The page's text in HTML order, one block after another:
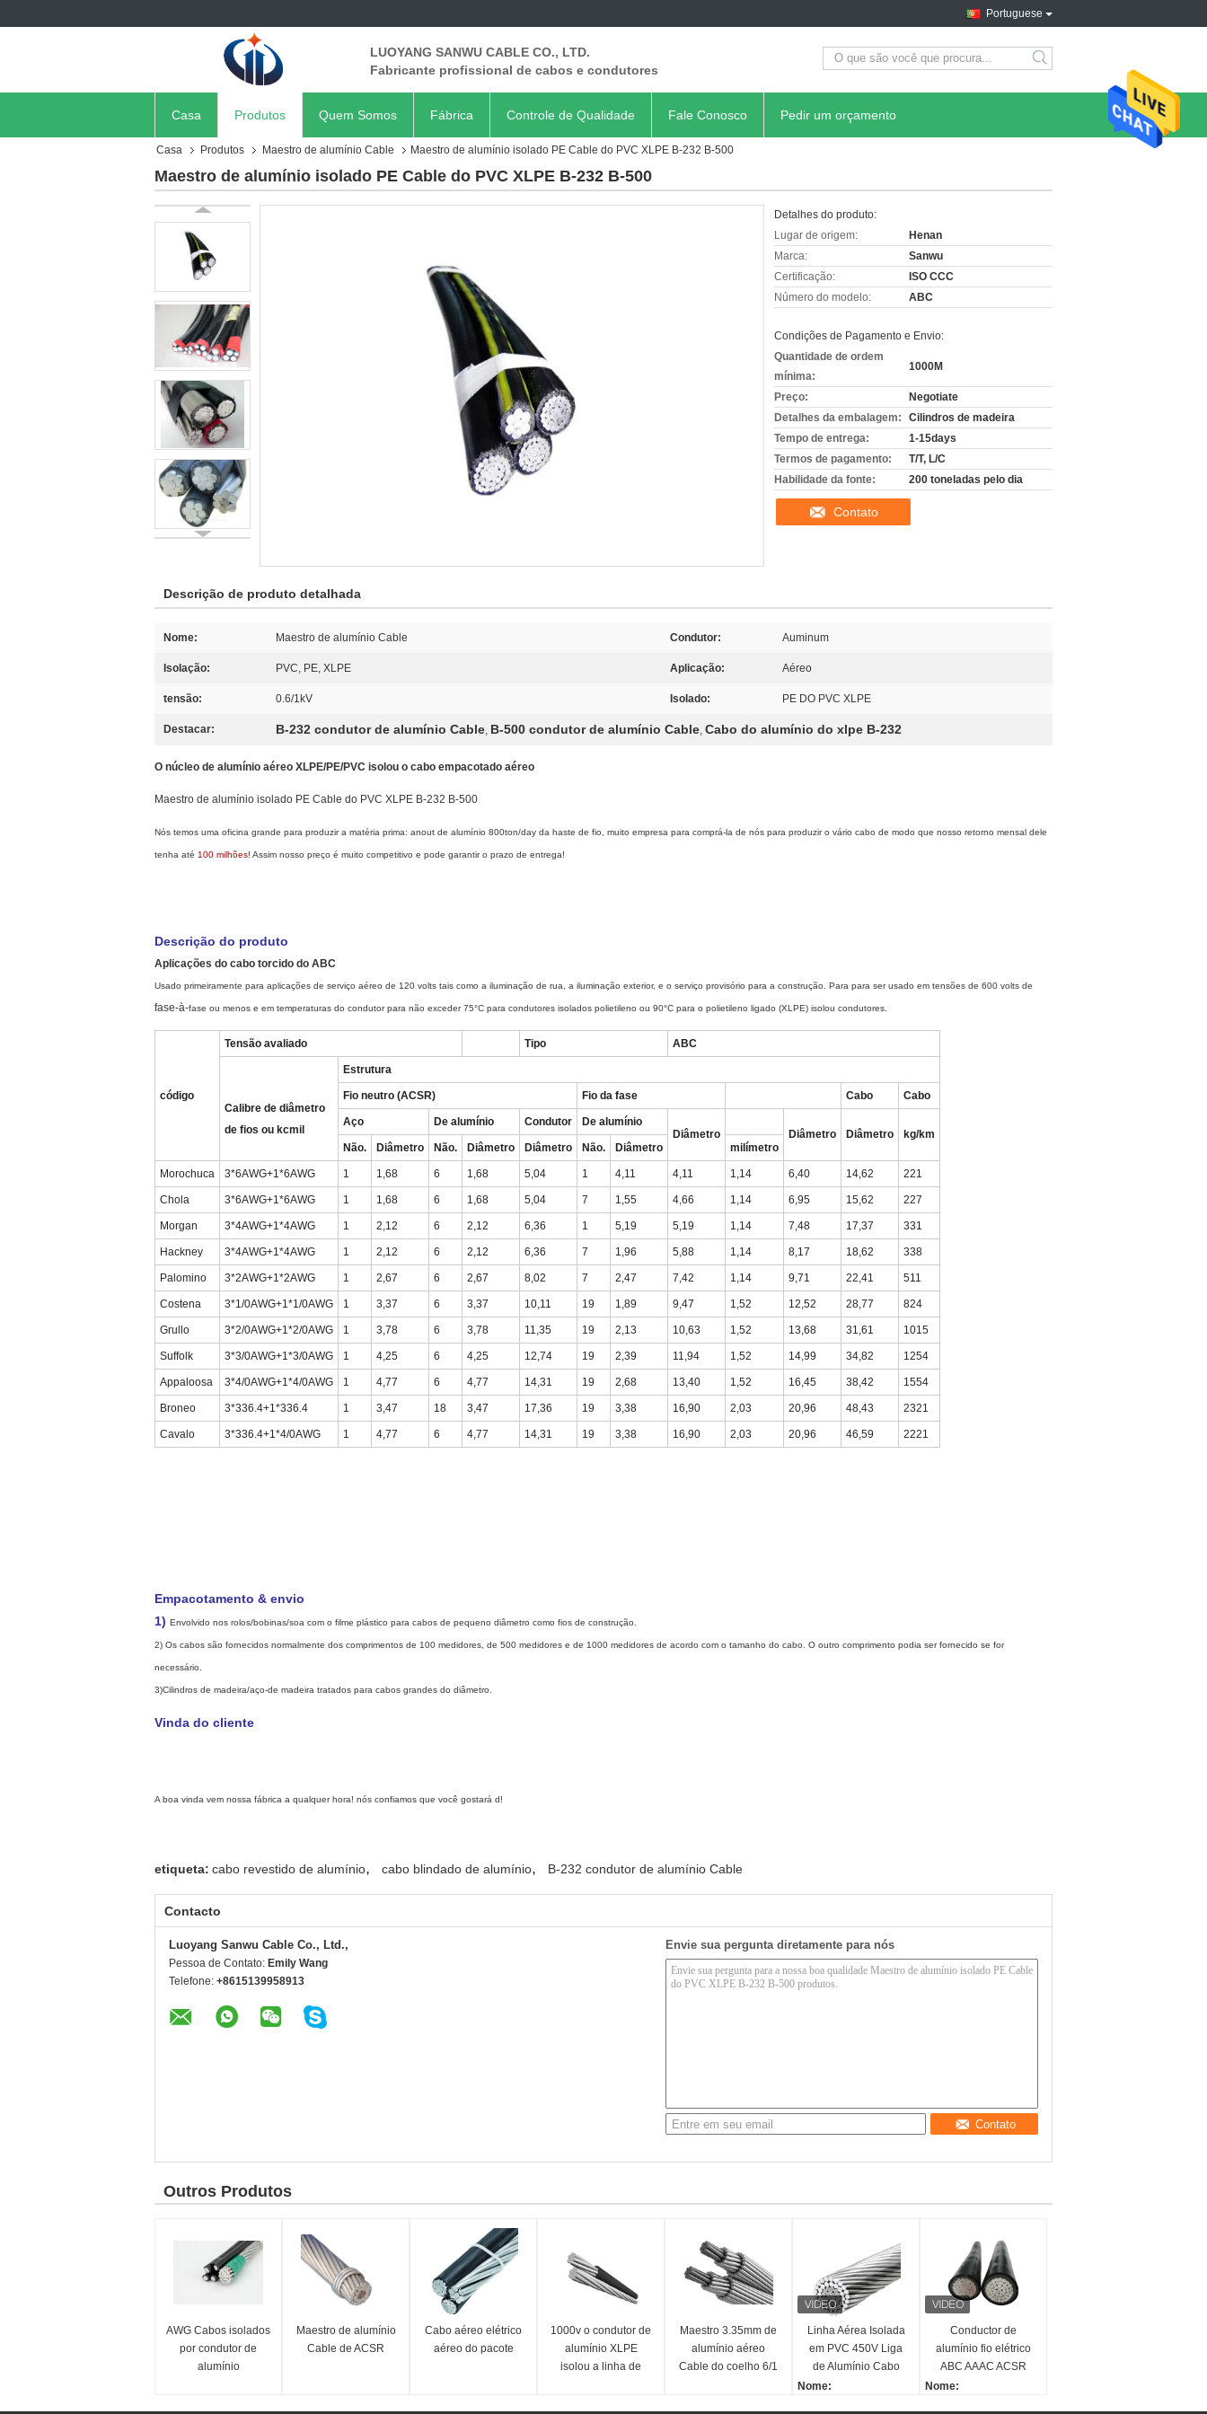
Portuguese
LUOYANG SANWU CABLE CO., LTD.
Fabricante profissional de cabos e condutores
Casa Produtos Quem Somos Fábrica Controle de Qualidade Fale Conosco Pedir um orçamento
Casa Produtos Maestro de alumínio Cable Maestro de alumínio isolado PE Cable do PVC XLPE B-232 B-500
Maestro de alumínio isolado PE Cable do PVC XLPE B-232 B-500
Detalhes do produto:
Lugar de origem:
Henan
Marca:
Sanwu
Certificação:
ISO CCC
Número do modelo:
ABC
Condições de Pagamento e Envio:
Quantidade de ordem
mínima:
1000M
Preço:
Negotiate
Detalhes da embalagem:
Cilindros de madeira
Tempo de entrega:
1-15days
Termos de pagamento:
T/T, L/C
Habilidade da fonte:
200 toneladas pelo dia
Contato
Descrição de produto detalhada
Nome: Maestro de alumínio Cable Condutor: Auminum
Isolação: PVC, PE, XLPE Aplicação: Aéreo
tensão: 0.6/1kV Isolado: PE DO PVC XLPE
Destacar: B-232 condutor de alumínio Cable, B-500 condutor de alumínio Cable, Cabo do alumínio do xlpe B-232
O núcleo de alumínio aéreo XLPE/PE/PVC isolou o cabo empacotado aéreo
Maestro de alumínio isolado PE Cable do PVC XLPE B-232 B-500
Nós temos uma oficina grande para produzir a matéria prima: anout de alumínio 800ton/day da haste de fio, muito empresa para comprá-la de nós para produzir o vário cabo de modo que nosso retorno mensal dele
tenha até 100 milhões! Assim nosso preço é muito competitivo e pode garantir o prazo de entrega!
Descrição do produto
Aplicações do cabo torcido do ABC
Usado primeiramente para aplicações de serviço aéreo de 120 volts tais como a iluminação de rua, a iluminação exterior, e o serviço provisório para a construção. Para para ser usado em tensões de 600 volts de
fase-à-fase ou menos e em temperaturas do condutor para não exceder 75°C para condutores isolados polietileno ou 90°C para o polietileno ligado (XLPE) isolou condutores.
código
Tensão avaliado Tipo ABC
Calibre de diâmetro
de fios ou kcmil
Estrutura
Fio neutro (ACSR) Fio da fase Cabo Cabo
Aço De alumínio Condutor
De alumínio
Diâmetro
Diâmetro Diâmetro
kg/km
Não.
Diâmetro Não. Diâmetro Diâmetro Não. Diâmetro milímetro
Morochuca 3*6AWG+1*6AWG 1 1,68 6 1,68 5,04 1 4,11 4,11 1,14 6,40 14,62 221
Chola 3*6AWG+1*6AWG 1 1,68 6 1,68 5,04 7 1,55 4,66 1,14 6,95 15,62 227
Morgan 3*4AWG+1*4AWG 1 2,12 6 2,12 6,36 1 5,19 5,19 1,14 7,48 17,37 331
Hackney 3*4AWG+1*4AWG 1 2,12 6 2,12 6,36 7 1,96 5,88 1,14 8,17 18,62 338
Palomino 3*2AWG+1*2AWG 1 2,67 6 2,67 8,02 7 2,47 7,42 1,14 9,71 22,41 511
Costena 3*1/0AWG+1*1/0AWG 1 3,37 6 3,37 10,11 19 1,89 9,47 1,52 12,52 28,77 824
Grullo 3*2/0AWG+1*2/0AWG 1 3,78 6 3,78 11,35 19 2,13 10,63 1,52 13,68 31,61 1015
Suffolk 3*3/0AWG+1*3/0AWG 1 4,25 6 4,25 12,74 19 2,39 11,94 1,52 14,99 34,82 1254
Appaloosa 3*4/0AWG+1*4/0AWG 1 4,77 6 4,77 14,31 19 2,68 13,40 1,52 16,45 38,42 1554
Broneo 3*336.4+1*336.4 1 3,47 18 3,47 17,36 19 3,38 16,90 2,03 20,96 48,43 2321
Cavalo 3*336.4+1*4/0AWG 1 4,77 6 4,77 14,31 19 3,38 16,90 2,03 20,96 46,59 2221
Empacotamento & envio
1) Envolvido nos rolos/bobinas/soa com o filme plástico para cabos de pequeno diâmetro como fios de construção.
2) Os cabos são fornecidos normalmente dos comprimentos de 100 medidores, de 500 medidores e de 1000 medidores de acordo com o tamanho do cabo. O outro comprimento podia ser fornecido se for
necessário.
3)Cilindros de madeira/aço-de madeira tratados para cabos grandes do diâmetro.
Vinda do cliente
A boa vinda vem nossa fábrica a qualquer hora! nós confiamos que você gostará d!
etiqueta: cabo revestido de alumínio, cabo blindado de alumínio, B-232 condutor de alumínio Cable
Contacto
Luoyang Sanwu Cable Co., Ltd.,
Pessoa de Contato: Emily Wang
Telefone: +8615139958913
Envie sua pergunta diretamente para nós
Contato
Outros Produtos
AWG Cabos isolados
por condutor de
alumínio
Maestro de alumínio
Cable de ACSR
Cabo aéreo elétrico
aéreo do pacote
1000v o condutor de
alumínio XLPE
isolou a linha de
Maestro 3.35mm de
alumínio aéreo
Cable do coelho 6/1
Linha Aérea Isolada
em PVC 450V Liga
de Alumínio Cabo
Condutor de
Nome:
Conductor de
alumínio fio elétrico
ABC AAAC ACSR
Nome: